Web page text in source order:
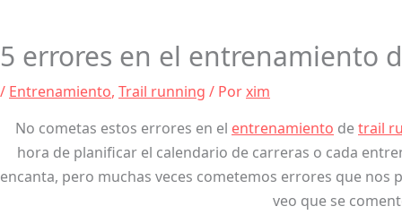
5 errores en el entrenamiento
/ Entrenamiento, Trail running / Porxim
No cometas estos errores en el entrenamiento detrail
hora de planificar el calendario de carreras o cada
encanta, pero muchas veces cometemos errores que nos
veo que se